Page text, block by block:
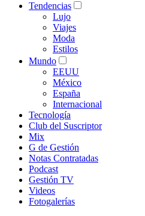
Tendencias
Lujo
Viajes
Moda
Estilos
Mundo
EEUU
México
España
Internacional
Tecnología
Club del Suscriptor
Mix
G de Gestión
Notas Contratadas
Podcast
Gestión TV
Videos
Fotogalerías